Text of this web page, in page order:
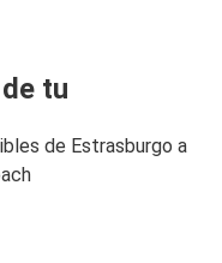
tu
de Estrasburgo a